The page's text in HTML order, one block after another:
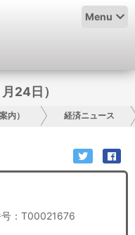
Menu
24日）
内） 経済ニュース
：T00021676